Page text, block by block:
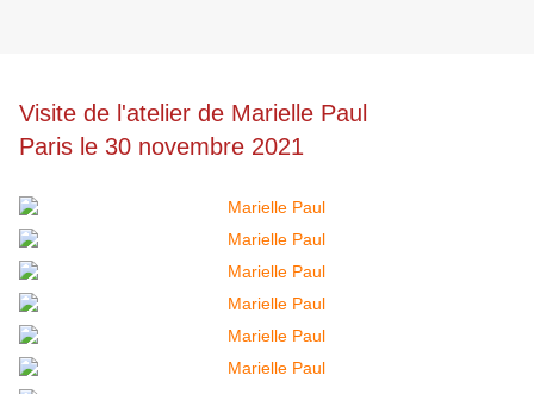
Visite de l'atelier de Marielle Paul
Paris le 30 novembre 2021